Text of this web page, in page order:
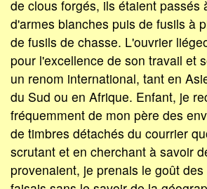
de clous forgés, ils étaient passés
d'armes blanches puis de fusils à
de fusils de chasse. L'ouvrier
pour l'excellence de son travail et
un renom international, tant en
du Sud ou en Afrique. Enfant, je
fréquemment de mon père des
de timbres détachés du courrier
scrutant et en cherchant à savoir
provenaient, je prenais le goût